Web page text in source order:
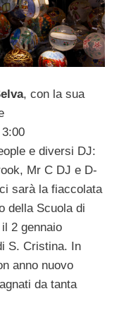
, con la sua
e diversi DJ:
Mr C DJ e D-
sarà la fiaccolata
della Scuola di
2 gennaio
S. Cristina. In
anno nuovo
da tanta